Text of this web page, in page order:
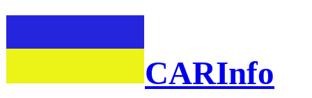
CARInfo